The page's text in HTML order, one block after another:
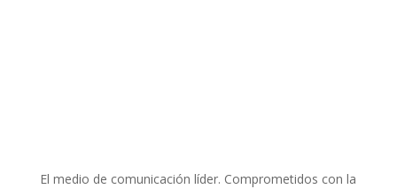
El medio de comunicación líder. Comprometidos con la